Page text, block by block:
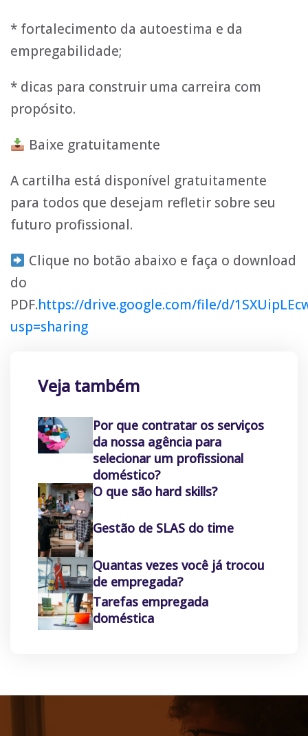
* fortalecimento da autoestima e da
empregabilidade;
* dicas para construir uma carreira com
propósito.
Baixe gratuitamente
A cartilha está disponível gratuitamente
para todos que desejam refletir sobre seu
futuro profissional.
Clique no botão abaixo e faça o download
do
PDF.https://drive.google.com/file/d/
usp=sharing
Veja também
Por que contratar os serviços
da nossa agência para
selecionar um profissional
doméstico?
O que são hard skills?
Gestão de SLAS do time
Quantas vezes você já trocou
de empregada?
Tarefas empregada
doméstica